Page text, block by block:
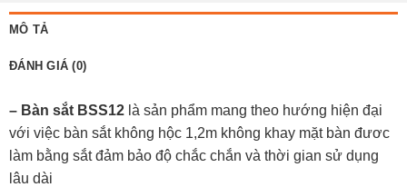
MÔ TẢ
ĐÁNH GIÁ (0)
– Bàn sắt BSS12 là sản phẩm mang theo hướng hiện đại
với việc bàn sắt không hộc 1,2m không khay mặt bàn đươc
làm bằng sắt đảm bảo độ chắc chắn và thời gian sử dụng
lâu dài